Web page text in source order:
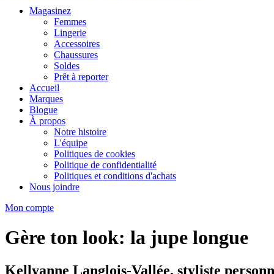
Magasinez
Femmes
Lingerie
Accessoires
Chaussures
Soldes
Prêt à reporter
Accueil
Marques
Blogue
À propos
Notre histoire
L'équipe
Politiques de cookies
Politique de confidentialité
Politiques et conditions d'achats
Nous joindre
Mon compte
Gère ton look: la jupe longue
Kellyanne Langlois-Vallée, styliste